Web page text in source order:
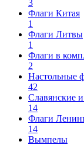
3
Флаги Китая
1
Флаги Литвы
1
Флаги в
2
Настольные
42
Славянские
14
Флаги
14
Вымпелы